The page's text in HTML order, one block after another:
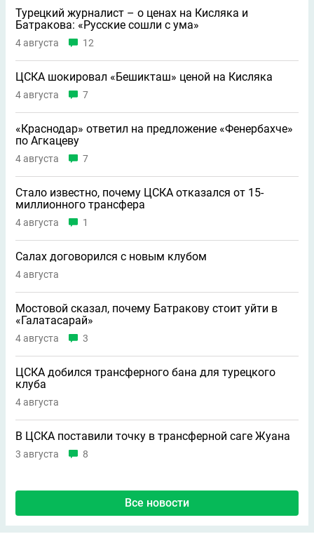
Турецкий журналист – о ценах на Кисляка и
Батракова: «Русские сошли с ума»
4 августа 12
ЦСКА шокировал «Бешикташ» ценой на Кисляка
4 августа 7
«Краснодар» ответил на предложение «Фенербахче»
по Агкацеву
4 августа 7
Стало известно, почему ЦСКА отказался от 15-
миллионного трансфера
4 августа 1
Салах договорился с новым клубом
4 августа
Мостовой сказал, почему Батракову стоит уйти в
«Галатасарай»
4 августа 3
ЦСКА добился трансферного бана для турецкого
клуба
4 августа
В ЦСКА поставили точку в трансферной саге Жуана
3 августа 8
Все новости